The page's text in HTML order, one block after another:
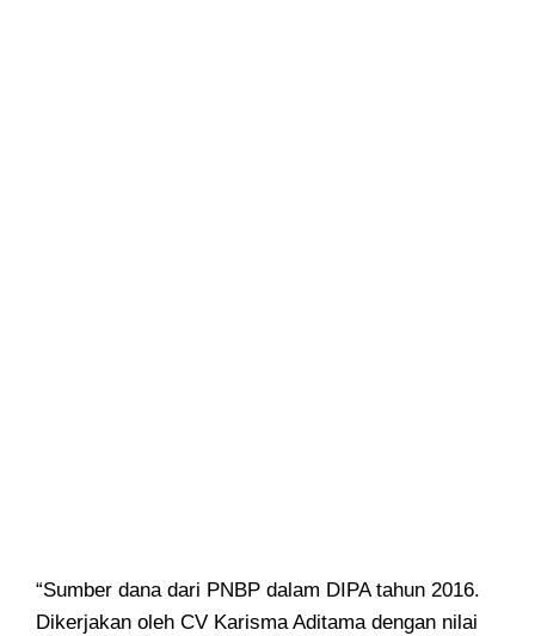
“Sumber dana dari PNBP dalam DIPA tahun 2016.
Dikerjakan oleh CV Karisma Aditama dengan nilai